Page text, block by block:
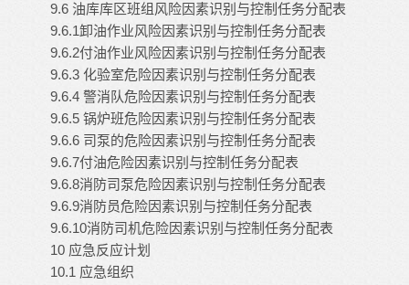
9.6 油库库区班组风险因素识别与控制任务分配表
9.6.1卸油作业风险因素识别与控制任务分配表
9.6.2付油作业风险因素识别与控制任务分配表
9.6.3 化验室危险因素识别与控制任务分配表
9.6.4 警消队危险因素识别与控制任务分配表
9.6.5 锅炉班危险因素识别与控制任务分配表
9.6.6 司泵的危险因素识别与控制任务分配表
9.6.7付油危险因素识别与控制任务分配表
9.6.8消防司泵危险因素识别与控制任务分配表
9.6.9消防员危险因素识别与控制任务分配表
9.6.10消防司机危险因素识别与控制任务分配表
10 应急反应计划
10.1 应急组织